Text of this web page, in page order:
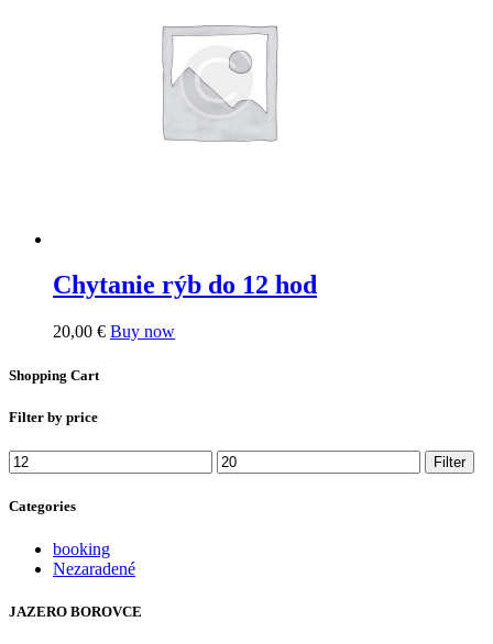
Chytanie rýb do 12 hod
20,00 € Buy now
Shopping Cart
Filter by price
Min
price
Max
price
Filter
Categories
booking
Nezaradené
JAZERO BOROVCE